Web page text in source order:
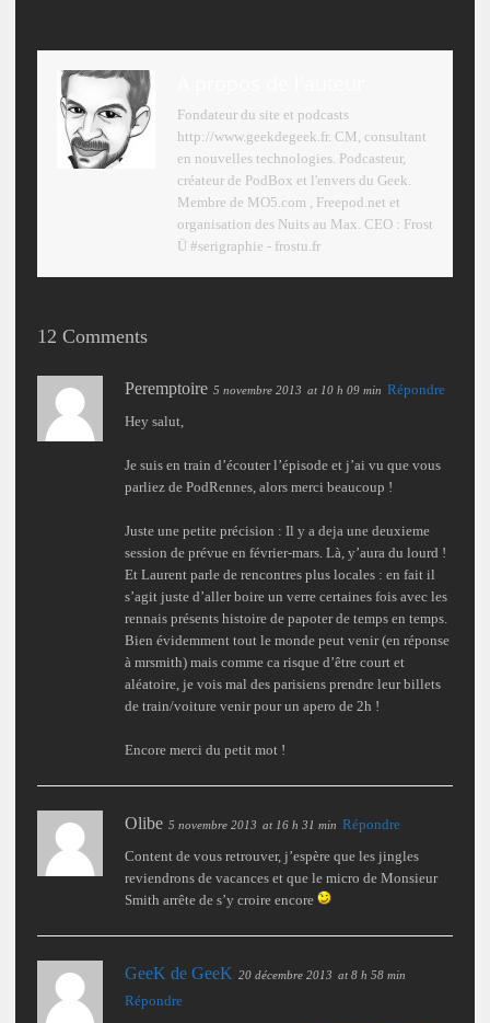
Fondateur du site et podcasts
http://www.geekdegeek.fr. CM, consultant
en nouvelles technologies. Podcasteur,
créateur de PodBox et l'envers du Geek.
Membre de MO5.com , Freepod.net et
organisation des Nuits au Max. CEO : Frost
Ü #serigraphie - frostu.fr
12 Comments
Peremptoire 5 novembre 2013 at 10 h 09 min Répondre
Hey salut,
Je suis en train d’écouter l’épisode et j’ai vu que vous
parliez de PodRennes, alors merci beaucoup !
Juste une petite précision : Il y a deja une deuxieme
session de prévue en février-mars. Là, y’aura du lourd !
Et Laurent parle de rencontres plus locales : en fait il
s’agit juste d’aller boire un verre certaines fois avec les
rennais présents histoire de papoter de temps en temps.
Bien évidemment tout le monde peut venir (en réponse
à mrsmith) mais comme ca risque d’être court et
aléatoire, je vois mal des parisiens prendre leur billets
de train/voiture venir pour un apero de 2h !
Encore merci du petit mot !
Olibe 5 novembre 2013 at 16 h 31 min Répondre
Content de vous retrouver, j’espère que les jingles
reviendrons de vacances et que le micro de Monsieur
Smith arrête de s’y croire encore
GeeK de GeeK 20 décembre 2013 at 8 h 58 min
Répondre